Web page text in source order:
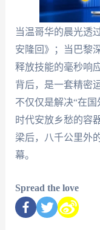
当温哥华的晨光透
安隆回》；当巴黎
释放技能的毫秒响
背后，是一套精密
不仅仅是解决“在
时代安放乡愁的容
梁后，八千公里外
幕。
Spread the love